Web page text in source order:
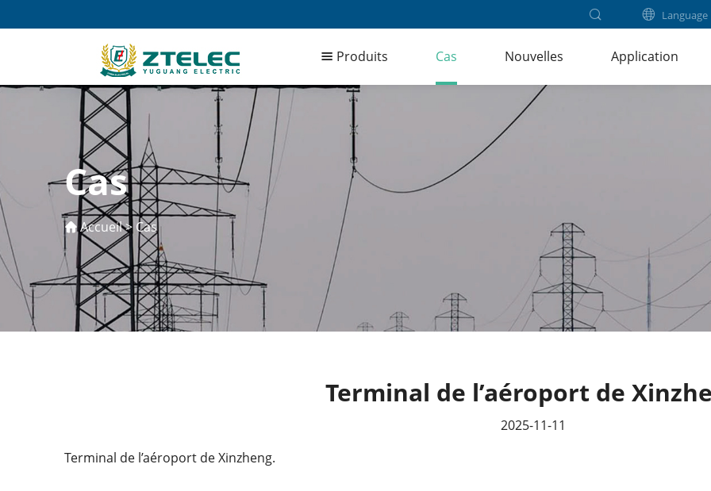
Language
Produits Cas Nouvelles Application
Cas
Accueil> Cas
Terminal de l’aéroport de
2025-11-11
Terminal de l’aéroport de Xinzheng.